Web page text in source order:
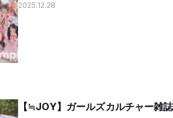
2025.12.28
【≒JOY】ガールズカルチャー雑